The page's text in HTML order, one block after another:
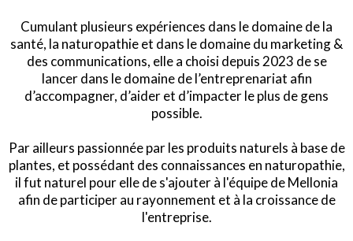
Cumulant plusieurs expériences dans le domaine de la
santé, la naturopathie et dans le domaine du marketing &
des communications, elle a choisi depuis 2023 de se
lancer dans le domaine de l’entreprenariat afin
d’accompagner, d’aider et d’impacter le plus de gens
possible.
Par ailleurs passionnée par les produits naturels à base de
plantes, et possédant des connaissances en naturopathie,
il fut naturel pour elle de s'ajouter à l'équipe de Mellonia
afin de participer au rayonnement et à la croissance de
l'entreprise.